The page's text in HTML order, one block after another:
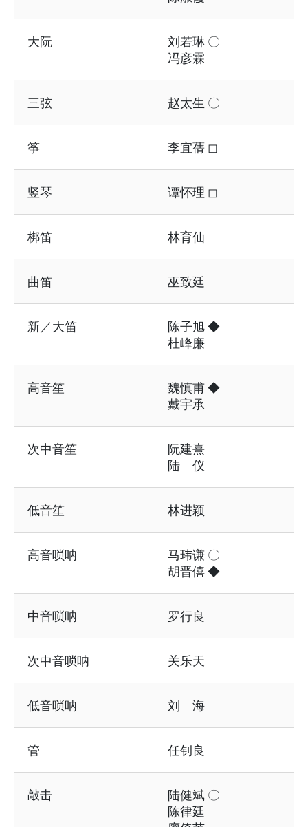
大阮
刘若琳 〇
冯彦霖
三弦 赵太生 〇
筝 李宜蒨 ◻
竖琴 谭怀理 ◻
梆笛 林育仙
曲笛 巫致廷
新／大笛
陈子旭 ◆
杜峰廉
高音笙
魏慎甫 ◆
戴宇承
次中音笙
阮建熹
陆 仪
低音笙 林进颖
高音唢呐
马玮谦 〇
胡晋僖 ◆
中音唢呐 罗行良
次中音唢呐 关乐天
低音唢呐 刘 海
管 任钊良
敲击
陆健斌 〇
陈律廷